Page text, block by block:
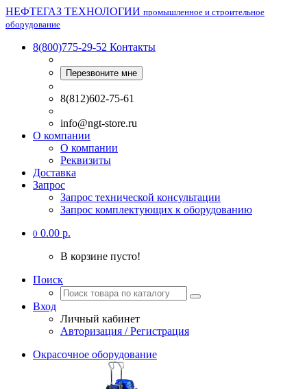
НЕФТЕГАЗ ТЕХНОЛОГИИ промышленное и строительное
оборудование
8(800)775-29-52 Контакты
Перезвоните мне
8(812)602-75-61
info@ngt-store.ru
О компании
О компании
Реквизиты
Доставка
Запрос
Запрос технической консультации
Запрос комплектующих к оборудованию
0 0.00 р.
В корзине пусто!
Поиск
Вход
Личный кабинет
Авторизация / Регистрация
Окрасочное оборудование